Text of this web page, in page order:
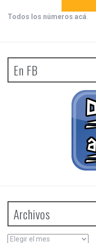
Todos los números acá
En FB
Archivos
Archivos